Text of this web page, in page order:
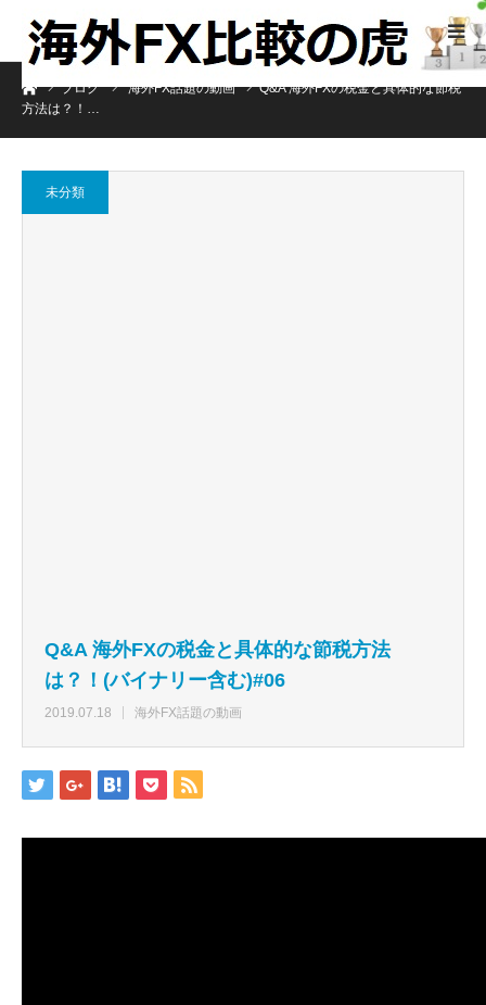
ホームブログ 海外FX話題の動画
Q&A 海外FXの税金と具体的な節税
方法は？！…
未分類
Q&A 海外FXの税金と具体的な節税方法
は？！(バイナリー含む)#06
2019.07.18 海外FX話題の動画